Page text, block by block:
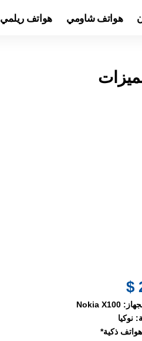
هواتف شاومي هواتف ريلمي
Nokia X100
نوكيا
هواتف ذكية*